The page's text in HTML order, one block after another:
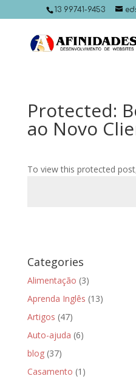
13 99741-9453
Protected:
ao Novo
To view this protected
Categories
Alimentação (3)
Aprenda Inglês (13)
Artigos (47)
Auto-ajuda (6)
blog(37)
Casamento (1)